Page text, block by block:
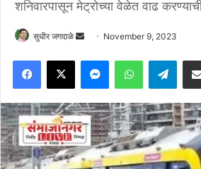
शनिवारपासून मेट्रोच्या वेळेत वाढ
सुधीर जगदाळे
Send
email
November 9, 2023
Facebook
X MessengerWhatsApp